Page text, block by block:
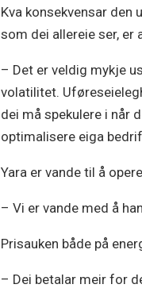
Kva konsekvensar den
som dei allereie ser,
– Det er veldig mykje
volatilitet.
dei må spekulere i når
optimalisere eiga
Yara er vande til å
– Vi er vande med å
Prisauken både på
– Dei betalar meir for